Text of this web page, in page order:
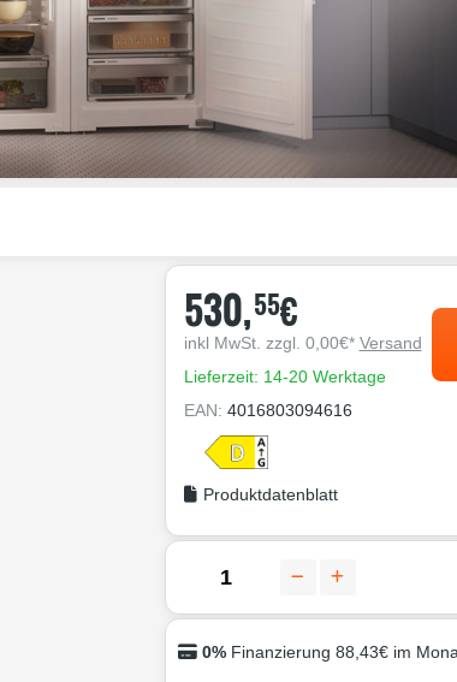
530,55€
inkl MwSt. zzgl. 0,00€* Versand
Lieferzeit: 14-20 Werktage
EAN: 4016803094616
Produktdatenblatt
0%Finanzierung 88,43€ im